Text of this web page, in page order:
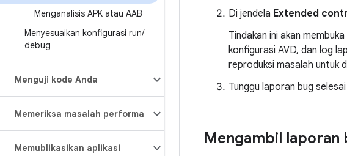
Menganalisis APK atau AAB
Menyesuaikan konfigurasi run/
debug
Menguji kode Anda
Memeriksa masalah performa
Memublikasikan aplikasi
Di jendela Extended
Tindakan ini akan
konfigurasi AVD, dan log
reproduksi masalah untuk
Tunggu laporan bug
Mengambil laporan